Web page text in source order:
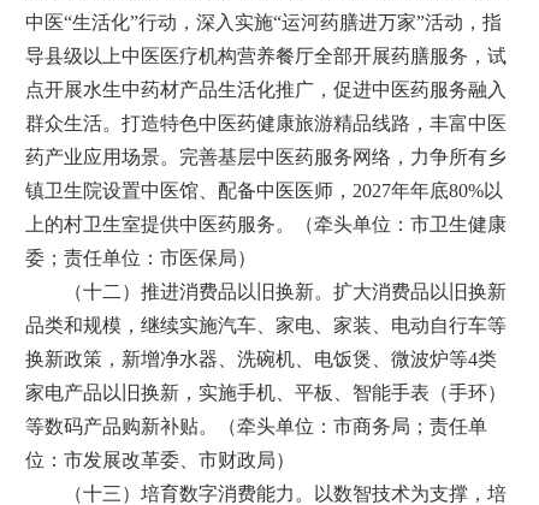
中医“生活化”行动，深入实施“运河药膳进万家”活动，指
导县级以上中医医疗机构营养餐厅全部开展药膳服务，试
点开展水生中药材产品生活化推广，促进中医药服务融入
群众生活。打造特色中医药健康旅游精品线路，丰富中医
药产业应用场景。完善基层中医药服务网络，力争所有乡
镇卫生院设置中医馆、配备中医医师，2027年年底80%以
上的村卫生室提供中医药服务。（牵头单位：市卫生健康
委；责任单位：市医保局）
（十二）推进消费品以旧换新。扩大消费品以旧换新
品类和规模，继续实施汽车、家电、家装、电动自行车等
换新政策，新增净水器、洗碗机、电饭煲、微波炉等4类
家电产品以旧换新，实施手机、平板、智能手表（手环）
等数码产品购新补贴。（牵头单位：市商务局；责任单
位：市发展改革委、市财政局）
（十三）培育数字消费能力。以数智技术为支撑，培